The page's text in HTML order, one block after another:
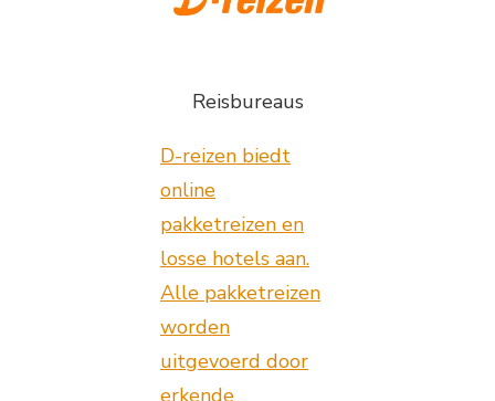
Reisbureaus
D-reizen biedt
online
pakketreizen en
losse hotels aan.
Alle pakketreizen
worden
uitgevoerd door
erkende